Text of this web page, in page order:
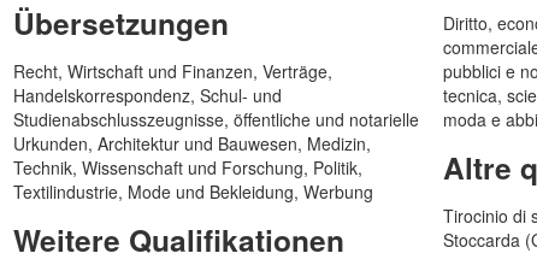
Wann soll die Arbeit erledigt sein/werden?
Ich willige ein, dass meine erfassten personenbezogenen
verarbeitet, genutzt und unter Beachtung des
Übersetzungen
Recht, Wirtschaft und Finanzen, Verträge,
Handelskorrespondenz, Schul- und
Studienabschlusszeugnisse, öffentliche und notarielle
Urkunden, Architektur und Bauwesen, Medizin,
Technik, Wissenschaft und Forschung, Politik,
Textilindustrie, Mode und Bekleidung, Werbung
Weitere Qualifikationen
Diritto,
pubblici e
tecnica,
moda e
Altre
Tirocinio di
Stoccarda